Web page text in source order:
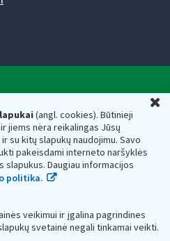
(angl. cookies). Būtinieji
jiems nėra reikalingas Jūsų
su kitų slapukų naudojimu. Savo
pakeisdami interneto naršyklės
Daugiau informacijos
politika.
veikimui ir įgalina pagrindines
svetainė negali tinkamai veikti.
kodas — 188659752,
Vilnius, Lietuva, el.paštas:
adresas 188659752
inspekciją prie Lietuvos
ir saugomi Juridinių